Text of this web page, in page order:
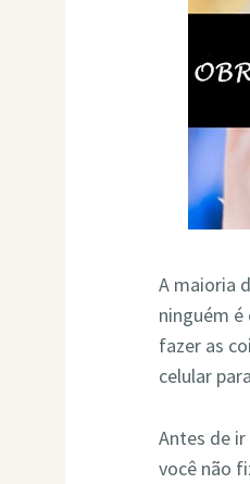
A maioria
ninguém
fazer as
celular
Antes de
você não